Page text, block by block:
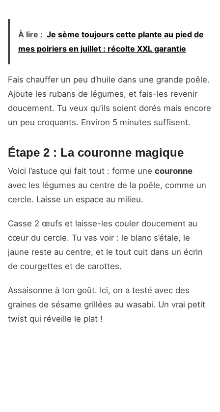
À lire : Je sème toujours cette plante au pied de
mes poiriers en juillet : récolte XXL garantie
Fais chauffer un peu d’huile dans une grande poêle.
Ajoute les rubans de légumes, et fais-les revenir
doucement. Tu veux qu’ils soient dorés mais encore
un peu croquants. Environ 5 minutes suffisent.
Étape 2 : La couronne magique
Voici l’astuce qui fait tout : forme une couronne
avec les légumes au centre de la poêle, comme un
cercle. Laisse un espace au milieu.
Casse 2 œufs et laisse-les couler doucement au
cœur du cercle. Tu vas voir : le blanc s’étale, le
jaune reste au centre, et le tout cuit dans un écrin
de courgettes et de carottes.
Assaisonne à ton goût. Ici, on a testé avec des
graines de sésame grillées au wasabi. Un vrai petit
twist qui réveille le plat !